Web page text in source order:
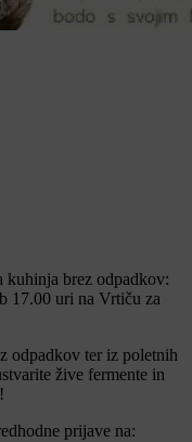
kuhinja brez odpadkov:
17.00 uri na Vrtiču za
odpadkov ter iz poletnih
žive fermente in
prijave na: